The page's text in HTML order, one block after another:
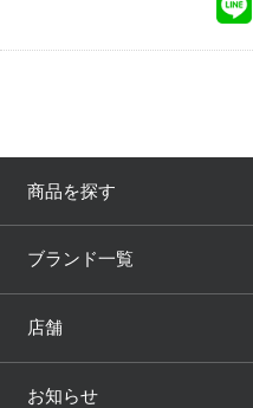
商品を探す
アイテム
トピックス
ブランド一覧
WACOAL
店舗
店舗を探す
お知らせ